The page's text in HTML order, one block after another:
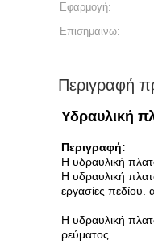
Εφαρμογή:
Επισημαίνω:
Περιγραφή
Υδραυλική
Περιγραφή:
Η υδραυλική
Η υδραυλική
εργασίες πεδίου.
Η υδραυλική
ρεύματος.